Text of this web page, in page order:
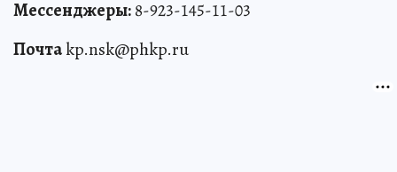
Мессенджеры:8-923-145-11-03
Почтаkp.nsk@phkp.ru